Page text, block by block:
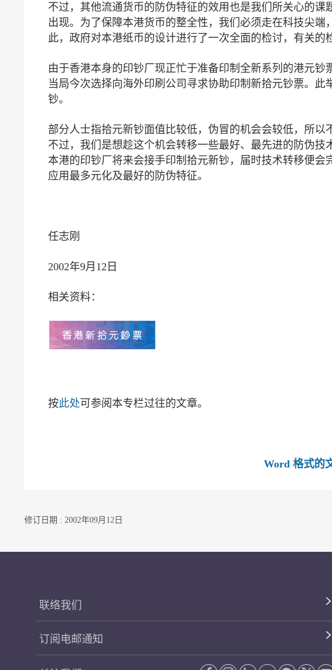
不过，其他流通货币的防伪特征的效用也是我们所关心的
出现。为了保障本港货币的整全性，我们必须走在科技尖
此，政府对本港纸币的设计进行了一次全面的检讨，有关的
由于香港本身的印钞厂现正忙于准备印制全新系列的港元
当局今次选择向海外印刷公司寻求协助印制新拾元钞票。
钞。
部分人士指拾元新钞面值比较低，伪冒的机会会较低，所以
不过，我们是想趁这个机会转移一些最好、最先进的防伪技
本港的印钞厂将来会接手印制拾元新钞，届时技术转移便
应用最多元化及最好的防伪特征。
任志刚
2002年9月12日
相关资料：
按此处可参阅本专栏过往的文章。
Word 格式的
修订日期 : 2002年09月12日
联络我们
订阅电邮通知